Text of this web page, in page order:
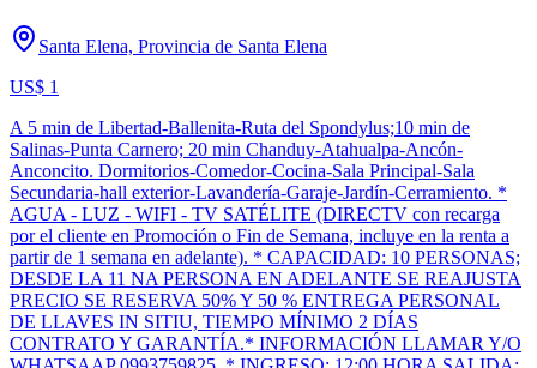
Santa Elena, Provincia de Santa Elena
US$ 1
A 5 min de Libertad-Ballenita-Ruta del Spondylus;10 min de
Salinas-Punta Carnero; 20 min Chanduy-Atahualpa-Ancón-
Anconcito. Dormitorios-Comedor-Cocina-Sala Principal-Sala
Secundaria-hall exterior-Lavandería-Garaje-Jardín-Cerramiento. *
AGUA - LUZ - WIFI - TV SATÉLITE (DIRECTV con recarga
por el cliente en Promoción o Fin de Semana, incluye en la renta a
partir de 1 semana en adelante). * CAPACIDAD: 10 PERSONAS;
DESDE LA 11 NA PERSONA EN ADELANTE SE REAJUSTA
PRECIO SE RESERVA 50% Y 50 % ENTREGA PERSONAL
DE LLAVES IN SITIU, TIEMPO MÍNIMO 2 DÍAS
CONTRATO Y GARANTÍA.* INFORMACIÓN LLAMAR Y/O